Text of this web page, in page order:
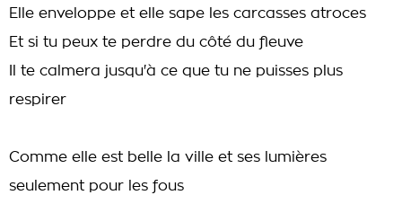
Elle enveloppe et elle sape les carcasses atroces
Et si tu peux te perdre du côté du fleuve
Il te calmera jusqu'à ce que tu ne puisses plus
respirer
Comme elle est belle la ville et ses lumières
seulement pour les fous